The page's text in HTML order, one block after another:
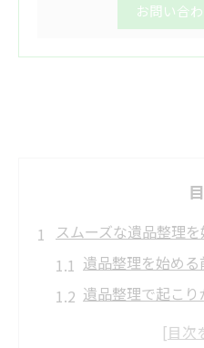
お問い合
スムーズな遺品整理
遺品整理を始め
遺品整理で起こ
遺品整理の費用